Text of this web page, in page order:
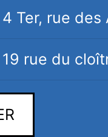
4 Ter, rue des
19 rue du